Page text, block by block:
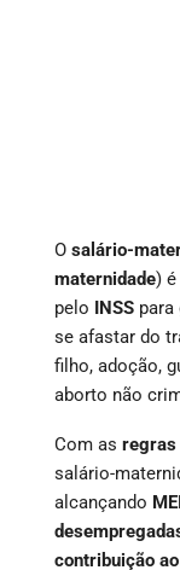
O salário-
maternidade)
pelo INSS para
se afastar do
filho, adoção,
aborto não
Com as regras
salário-
alcançando
contribuição